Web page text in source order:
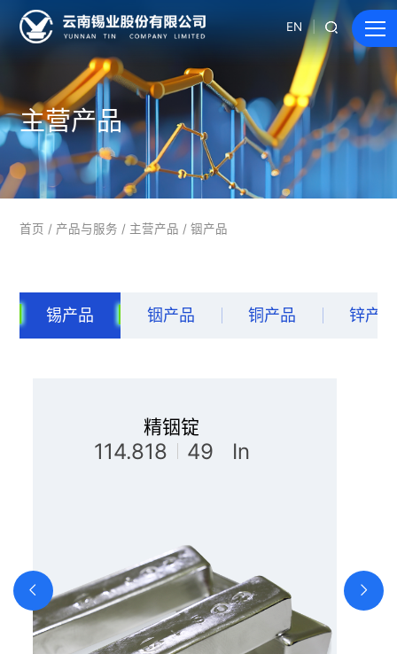
EN
主营产品
首页 / 产品与服务 / 主营产品 /铟产品
锡产品 铟产品 铜产品 锌产品
精铟锭
114.818 49 In
精铟锭
114.818 49 In
阴极铜
63.55 29 Cu
铸造用锌合金
65 30 Zn
银锭
107.8682 47 Ag